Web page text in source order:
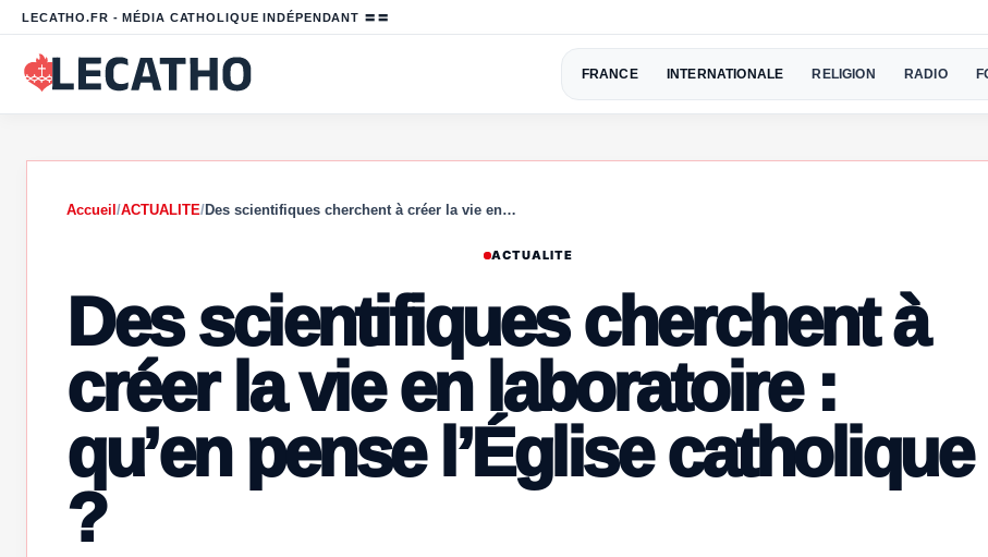
LECATHO.FR - MÉDIA CATHOLIQUE INDÉPENDANT 〓〓
FRANCE INTERNATIONALE RELIGION RADIO
Accueil /ACTUALITE/Des scientifiques cherchent à créer la vie en…
ACTUALITE
Des scientifiques cherchent à
créer la vie en laboratoire :
qu’en pense l’Église catholique
?